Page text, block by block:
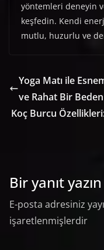
yöntemleri deneyin
keşfedin. Kendi
mutlu, huzurlu ve
Yoga Matı ile
ve Rahat Bir Beden
Koç Burcu
Bir yanıt yazın
E-posta adresiniz
işaretlenmişlerdir